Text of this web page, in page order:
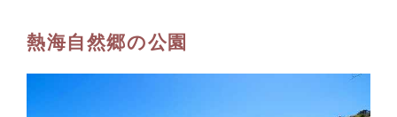
熱海自然郷の公園